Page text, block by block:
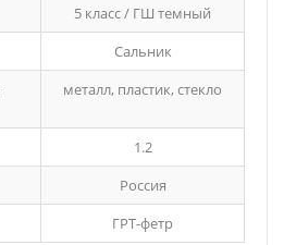
5 класс / ГШ темный
Сальник
металл, пластик, стекло
1.2
Россия
ГРТ-фетр